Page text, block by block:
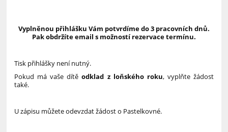
Vyplněnou přihlášku Vám potvrdíme do 3 pracovních dnů.
Pak obdržíte email s možností rezervace termínu.
Tisk přihlášky není nutný.
Pokud má vaše dítěodklad z loňského roku, vyplňte žádost
také.
U zápisu můžete odevzdat žádost o Pastelkovné.